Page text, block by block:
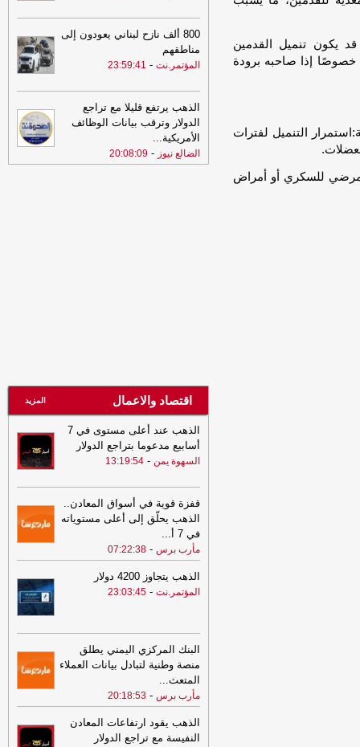
يكون تنميل القدمين
خصوصًا إذا صاحبه برودة
التنميل لفترات
للسكري أو أمراض
وصون أمن الملاحة
الصهوة يمن
12:01
قوات الجيش تسقط طائرة
مسيرة تابعة لمليشيا الحوثي في أجواء
12:01
قوات الجيش تسقط طائرة
مسيرة تابعة لمليشيا الحوثي في أجواء
مأرب -الصهوة يمن
11:36
التهدئة و التصعيد و (الفيفا) و
800 ألف نازح لبناني يعودون إلى
مناطقهم
المؤتمر.نت -
23:59:41
الذهب يرتفع قليلا مع تراجع
الدولار وترقب بيانات الوظائف
الأمريكية...
الضالع نيوز -
20:08:09
اقتصاد والاعمال المزيد
الذهب عند أعلى مستوى في 7
أسابيع مدعوما بتراجع الدولار
السهوة يمن -
13:19:54
قفزة قوية في أسواق المعادن..
الذهب يحلّق إلى أعلى مستوياته
في 7 أ
...
مأرب برس -
07:22:38
الذهب يتجاوز 4200 دولار
المؤتمر.نت -
23:03:45
البنك المركزي اليمني يطلق
منصة وطنية لتبادل بيانات العملاء
المتعث...
مأرب برس -
20:18:53
الذهب يقود ارتفاعات المعادن
النفيسة مع تراجع الدولار